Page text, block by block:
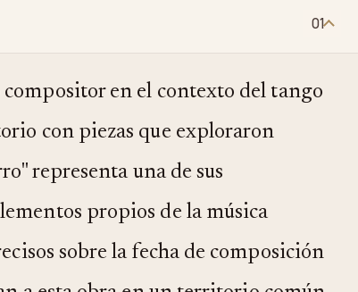
01
en el contexto del tango
con piezas que exploraron
representa una de sus
propios de la música
sobre la fecha de composición